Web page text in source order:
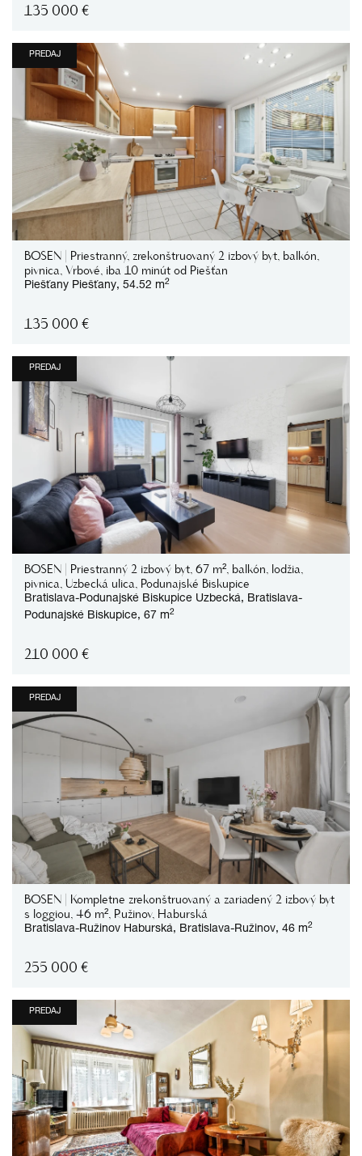
135 000 €
PREDAJ
BOSEN | Priestranný, zrekonštruovaný 2 izbový byt, balkón,
pivnica, Vrbové, iba 10 minút od Piešťan
Piešťany Piešťany, 54.52 m2
135 000 €
PREDAJ
BOSEN | Priestranný 2 izbový byt, 67 m², balkón, lodžia,
pivnica, Uzbecká ulica, Podunajské Biskupice
Bratislava-Podunajské Biskupice Uzbecká, Bratislava-
Podunajské Biskupice, 67 m2
210 000 €
PREDAJ
BOSEN | Kompletne zrekonštruovaný a zariadený 2 izbový byt
s loggiou, 46 m², Ružinov, Haburská
Bratislava-Ružinov Haburská, Bratislava-Ružinov, 46 m2
255 000 €
PREDAJ